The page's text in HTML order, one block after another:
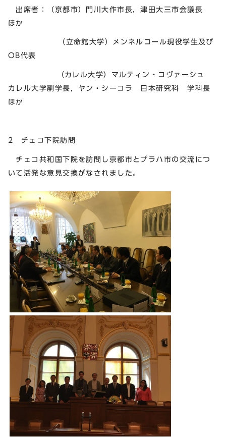
出席者：（京都市）門川大作市長，津田大三市会議長
ほか
（立命館大学）メンネルコール現役学生及び
OB代表
（カレル大学）マルティン・コヴァーシュ
カレル大学副学長，ヤン・シーコラ 日本研究科 学科長
ほか
2 チェコ下院訪問
チェコ共和国下院を訪問し京都市とプラハ市の交流につ
いて活発な意見交換がなされました。